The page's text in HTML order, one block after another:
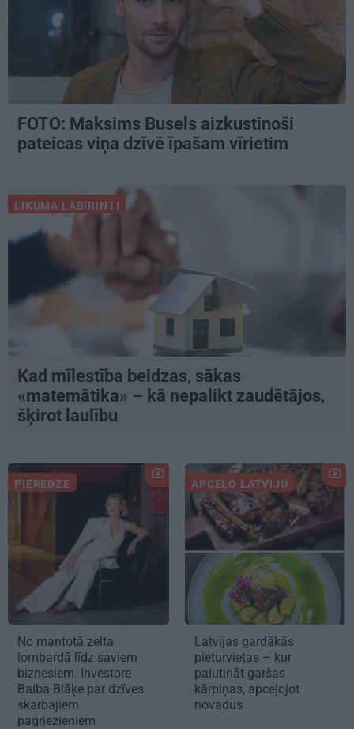
FOTO: Maksims Busels aizkustinoši
pateicas viņa dzīvē īpašam vīrietim
LIKUMA LABIRINTI
Kad mīlestība beidzas, sākas
«matemātika» – kā nepalikt zaudētājos,
šķirot laulību
PIEREDZE
No mantotā zelta
lombardā līdz saviem
biznesiem. Investore
Baiba Blāķe par dzīves
skarbajiem
pagriezieniem
APCEĻO LATVIJU
Latvijas gardākās
pieturvietas – kur
palutināt garšas
kārpiņas, apceļojot
novadus